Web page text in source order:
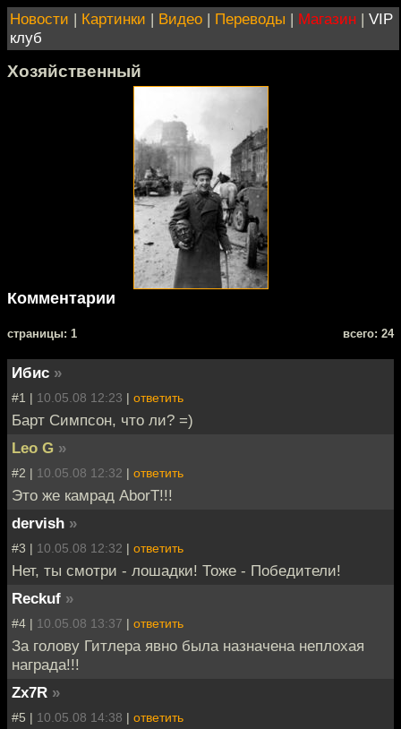
Новости | Картинки | Видео | Переводы | Магазин | VIP
клуб
Хозяйственный
Комментарии
cтраницы: 1 всего: 24
Ибис »
#1 | 10.05.08 12:23 | ответить
Барт Симпсон, что ли? =)
Leo G »
#2 | 10.05.08 12:32 | ответить
Это же камрад AborT!!!
dervish »
#3 | 10.05.08 12:32 | ответить
Нет, ты смотри - лошадки! Тоже - Победители!
Reckuf »
#4 | 10.05.08 13:37 | ответить
За голову Гитлера явно была назначена неплохая
награда!!!
Zx7R »
#5 | 10.05.08 14:38 | ответить